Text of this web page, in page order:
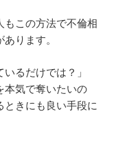
もこの方法で不倫相
ります。
るだけでは？」
本気で奪いたいの
きにも良い手段に